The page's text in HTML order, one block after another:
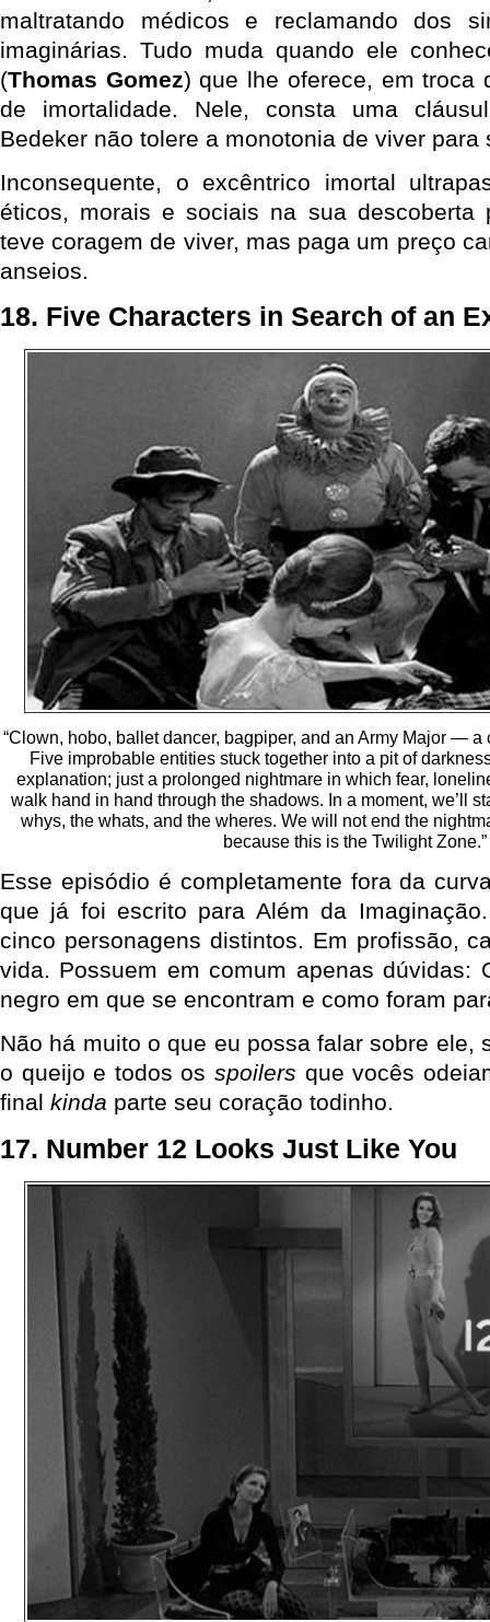
maltratando médicos e reclamando dos
imaginárias. Tudo muda quando ele
(Thomas Gomez) que lhe oferece, em troca
de imortalidade. Nele, consta uma
Bedeker não tolere a monotonia de viver para
Inconsequente, o excêntrico imortal
éticos, morais e sociais na sua descoberta
teve coragem de viver, mas paga um preço
anseios.
18. Five Characters in Search of an
“Clown, hobo, ballet dancer, bagpiper, and an Army Major —
Five improbable entities stuck together into a pit of
explanation; just a prolonged nightmare in which fear,
walk hand in hand through the shadows. In a moment, we’ll
whys, the whats, and the wheres. We will not end the
because this is the Twilight Zone.”
Esse episódio é completamente fora da
que já foi escrito para Além da
cinco personagens distintos. Em profissão,
vida. Possuem em comum apenas dúvidas:
negro em que se encontram e como foram
Não há muito o que eu possa falar sobre ele,
o queijo e todos osspoilers que vocês
final kinda parte seu coração todinho.
17. Number 12 Looks Just Like You